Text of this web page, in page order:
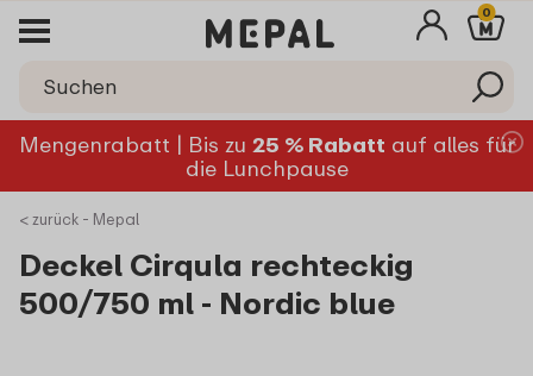
0
Mengenrabatt | Bis zu 25 % Rabatt auf alles für
die Lunchpause
< zurück - Mepal
Deckel Cirqula rechteckig
500/750 ml - Nordic blue